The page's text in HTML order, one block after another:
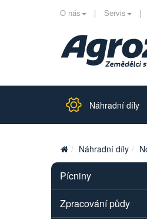
O nás Servis
Náhradní díly
Náhradní díly
Pícniny
Zpracování půdy